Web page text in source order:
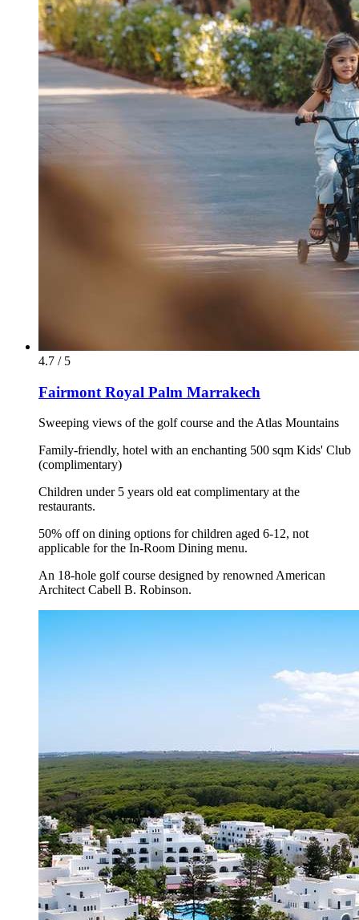
4.7 / 5
Fairmont Royal Palm Marrakech
Sweeping views of the golf course and the Atlas Mountains
Family-friendly, hotel with an enchanting 500 sqm Kids' Club
(complimentary)
Children under 5 years old eat complimentary at the
restaurants.
50% off on dining options for children aged 6-12, not
applicable for the In-Room Dining menu.
An 18-hole golf course designed by renowned American
Architect Cabell B. Robinson.